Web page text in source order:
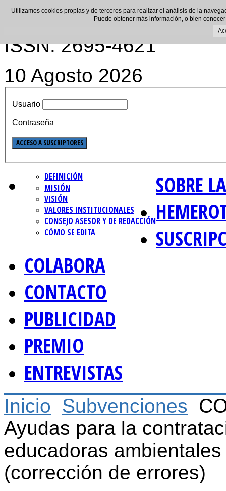
ISSN: 2695-4621
10 Agosto 2026
Usuario
Contraseña
SOBRE
DEFINICIÓN
MISIÓN
VISIÓN
VALORES INSTITUCIONALES
CONSEJO ASESOR Y DE REDACCIÓN
CÓMO SE EDITA
COLABORA
CONTACTO
PUBLICIDAD
PREMIO
ENTREVISTAS
Inicio Subvenciones
Ayudas para la
educadoras
(corrección de errores)
Utilizamos cookies propias y de terceros para realizar el análisis de la
Puede obtener más información, o bien